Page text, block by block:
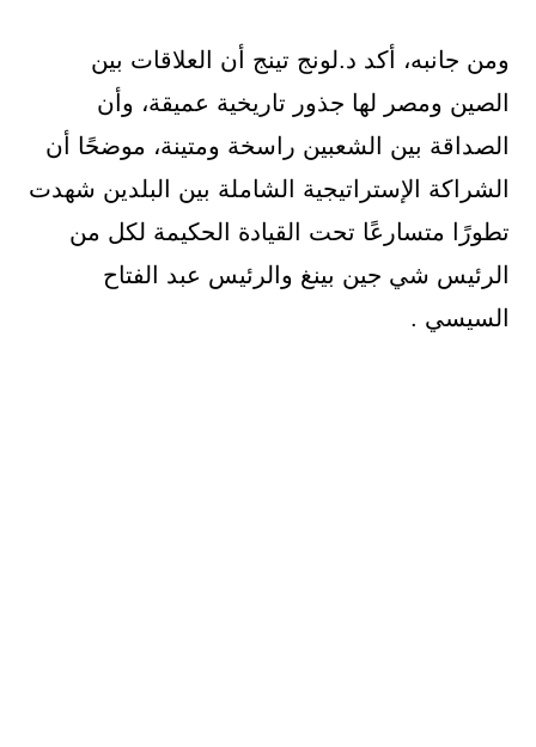
ومن جانبه، أكد د.لونج تينج أن العلاقات بين
الصين ومصر لها جذور تاريخية عميقة، وأن
الصداقة بين الشعبين راسخة ومتينة، موضحًا أن
الشراكة الإستراتيجية الشاملة بين البلدين شهدت
تطورًا متسارعًا تحت القيادة الحكيمة لكل من
الرئيس شي جين بينغ والرئيس عبد الفتاح
السيسي .